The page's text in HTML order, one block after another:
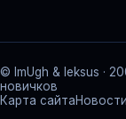
© ImUgh & leksus ·
новичков
Карта сайтаНовости